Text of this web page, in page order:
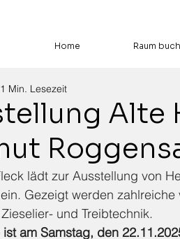
Home Raum
Alte
1 Min. Lesezeit
lädt zur Ausstellung von
Gezeigt werden
und Treibtechnik.
am Samstag, den